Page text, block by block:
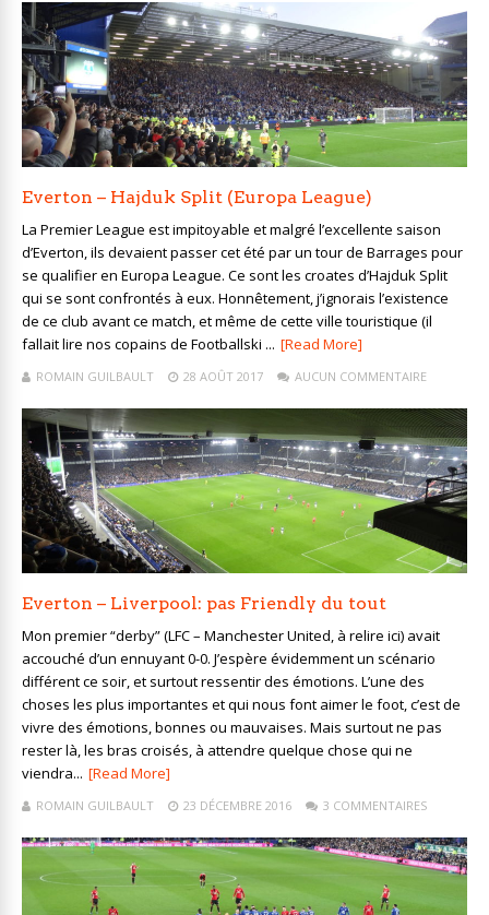
Everton – Hajduk Split (Europa League)
La Premier League est impitoyable et malgré l’excellente saison
d’Everton, ils devaient passer cet été par un tour de Barrages pour
se qualifier en Europa League. Ce sont les croates d’Hajduk Split
qui se sont confrontés à eux. Honnêtement, j’ignorais l’existence
de ce club avant ce match, et même de cette ville touristique (il
fallait lire nos copains de Footballski ... [Read More]
ROMAIN GUILBAULT 28 AOÛT 2017 AUCUN COMMENTAIRE
Everton – Liverpool: pas Friendly du tout
Mon premier “derby” (LFC – Manchester United, à relire ici) avait
accouché d’un ennuyant 0-0. J’espère évidemment un scénario
différent ce soir, et surtout ressentir des émotions. L’une des
choses les plus importantes et qui nous font aimer le foot, c’est de
vivre des émotions, bonnes ou mauvaises. Mais surtout ne pas
rester là, les bras croisés, à attendre quelque chose qui ne
viendra... [Read More]
ROMAIN GUILBAULT 23 DÉCEMBRE 2016 3 COMMENTAIRES